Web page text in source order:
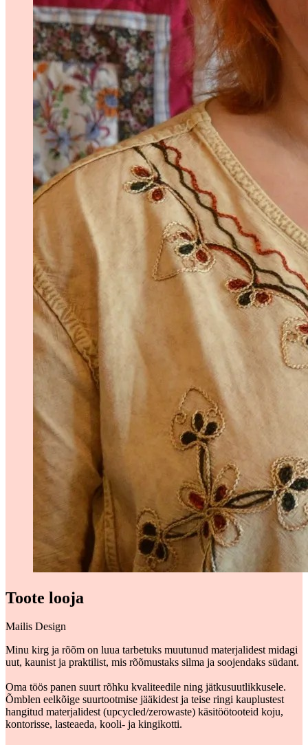
Toote looja
Mailis Design
Minu kirg ja rõõm on luua tarbetuks muutunud materjalidest midagi
uut, kaunist ja praktilist, mis rõõmustaks silma ja soojendaks südant.
Oma töös panen suurt rõhku kvaliteedile ning jätkusuutlikkusele.
Õmblen eelkõige suurtootmise jääkidest ja teise ringi kauplustest
hangitud materjalidest (upcycled/zerowaste) käsitöötooteid koju,
kontorisse, lasteaeda, kooli- ja kingikotti.